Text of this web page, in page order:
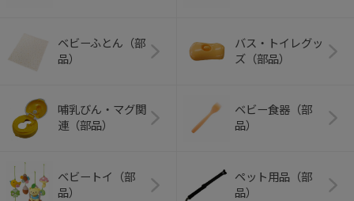
ベビーふとん（部
品）
バス・トイレグッ
ズ（部品）
哺乳びん・マグ関
連（部品）
ベビー食器（部
品）
ベビートイ（部
品）
ペット用品（部
品）